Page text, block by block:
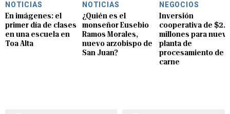
NOTICIAS
En imágenes: el
primer día de clases
en una escuela en
Toa Alta
NOTICIAS
¿Quién es el
monseñor Eusebio
Ramos Morales,
nuevo arzobispo de
San Juan?
NEGOCIOS
Inversión
cooperativa de $2.8
millones para nueva
planta de
procesamiento de
carne